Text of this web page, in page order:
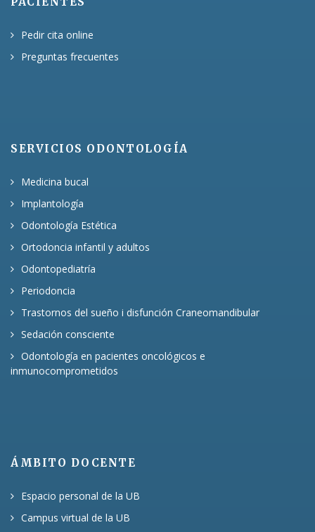
Pedir cita online
Preguntas frecuentes
SERVICIOS ODONTOLOGÍA
Medicina bucal
Implantología
Odontología Estética
Ortodoncia infantil y adultos
Odontopediatría
Periodoncia
Trastornos del sueño i disfunción Craneomandibular
Sedación consciente
Odontología en pacientes oncológicos e
inmunocomprometidos
ÁMBITO DOCENTE
Espacio personal de la UB
Campus virtual de la UB